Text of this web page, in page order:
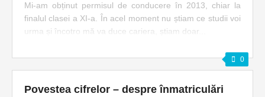
Mi-am obținut permisul de conducere în 2013, chiar la
finalul clasei a XI-a. În acel moment nu știam ce studii voi
urma și încotro mă va duce cariera, știam doar...
0
Povestea cifrelor – despre înmatriculări